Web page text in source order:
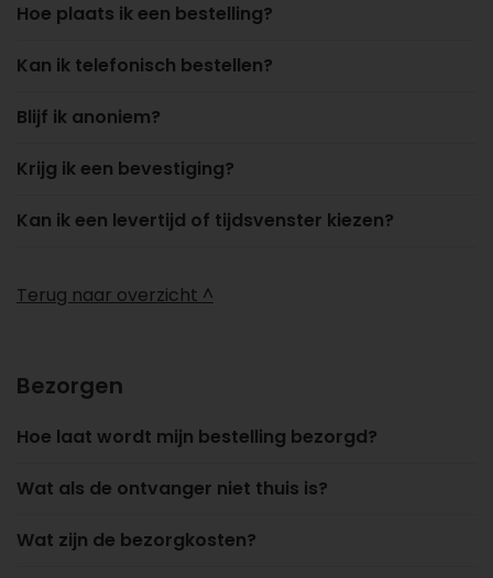
Hoe plaats ik een bestelling?
Kan ik telefonisch bestellen?
Blijf ik anoniem?
Krijg ik een bevestiging?
Kan ik een levertijd of tijdsvenster kiezen?
Terug naar overzicht ^
Bezorgen
Hoe laat wordt mijn bestelling bezorgd?
Wat als de ontvanger niet thuis is?
Wat zijn de bezorgkosten?